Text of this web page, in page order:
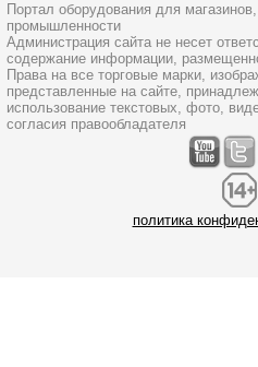
Портал оборудования для
промышленности
Администрация сайта не несет
содержание информации,
Права на все торговые марки,
представленные на сайте,
использование текстовых, фото,
согласия правообладателя
политика